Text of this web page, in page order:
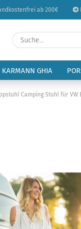
ab 200€
KARMANN GHIA
Camping Stuhl für VW